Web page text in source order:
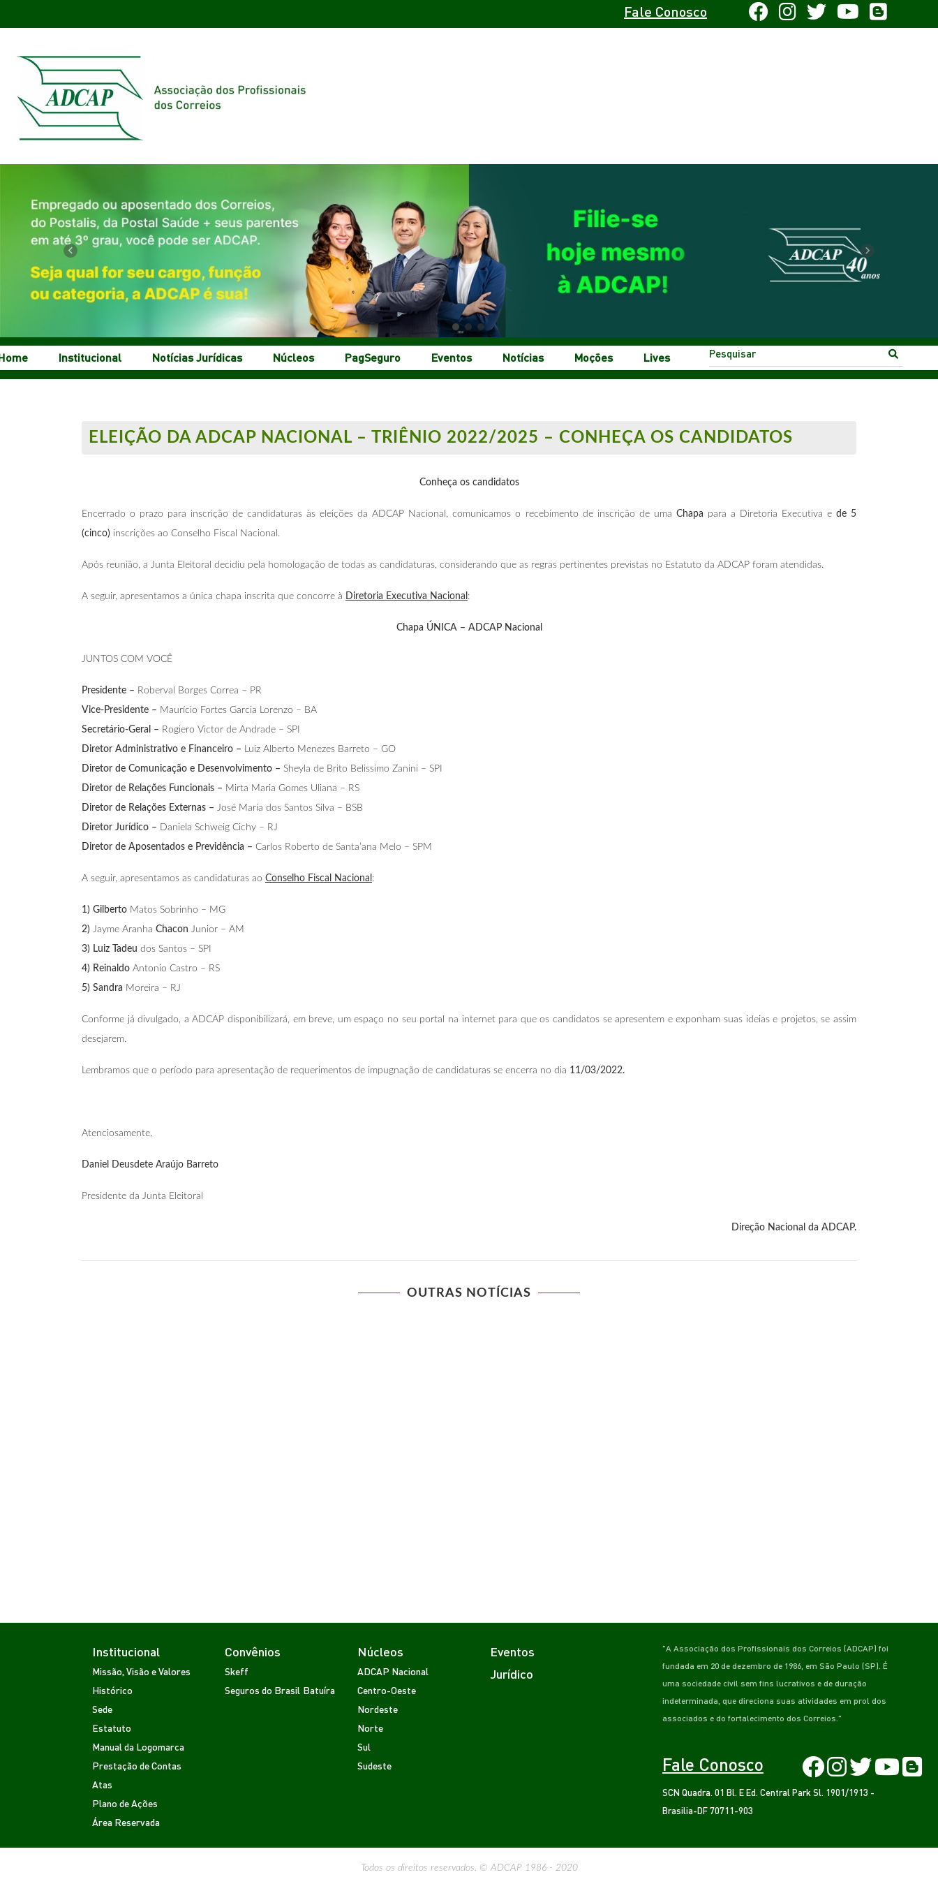
Fale Conosco
Previous Next
Institucional Notícias Jurídicas Núcleos PagSeguro Eventos Notícias Moções Lives
ELEIÇÃO DA ADCAP NACIONAL – TRIÊNIO 2022/2025 – CONHEÇA OS CANDIDATOS
Conheça os candidatos
Encerrado o prazo para inscrição de candidaturas às eleições da ADCAP Nacional, comunicamos o recebimento de inscrição de uma Chapa para a Diretoria Executiva e de 5
(cinco) inscrições ao Conselho Fiscal Nacional.
Após reunião, a Junta Eleitoral decidiu pela homologação de todas as candidaturas, considerando que as regras pertinentes previstas no Estatuto da ADCAP foram atendidas.
A seguir, apresentamos a única chapa inscrita que concorre à Diretoria Executiva Nacional :
Chapa ÚNICA – ADCAP Nacional
JUNTOS COM VOCÊ
Presidente – Roberval Borges Correa – PR
Vice-Presidente – Maurício Fortes Garcia Lorenzo – BA
Secretário-Geral – Rogiero Victor de Andrade – SPI
Diretor Administrativo e Financeiro –
Luiz Alberto Menezes Barreto – GO
Diretor de Comunicação e Desenvolvimento – Sheyla de Brito Belissimo Zanini – SPI
Diretor de Relações Funcionais – Mirta Maria Gomes Uliana – RS
Diretor de Relações Externas – José Maria dos Santos Silva – BSB
Diretor Jurídico – Daniela Schweig Cichy – RJ
Diretor de Aposentados e Previdência – Carlos Roberto de Santa’ana Melo – SPM
A seguir, apresentamos as candidaturas ao Conselho Fiscal Nacional :
1) Gilberto Matos Sobrinho – MG
2) Jayme Aranha Chacon Junior – AM
3) Luiz Tadeu dos Santos – SPI
4) Reinaldo Antonio Castro – RS
5) Sandra Moreira – RJ
Conforme já divulgado, a ADCAP disponibilizará, em breve, um espaço no seu portal na internet para que os candidatos se apresentem e exponham suas ideias e projetos, se assim
desejarem.
Lembramos que o período para apresentação de requerimentos de impugnação de candidaturas se encerra no dia 11/03/2022.
Atenciosamente,
Daniel Deusdete Araújo Barreto
Presidente da Junta Eleitoral
Direção Nacional da ADCAP.
OUTRAS NOTÍCIAS
Institucional
Missão, Visão e Valores
Histórico
Sede
Estatuto
Manual da Logomarca
Prestação de Contas
Atas
Plano de Ações
Área Reservada
Convênios
Skeff
Seguros do Brasil Batuíra
Núcleos
ADCAP Nacional
Centro-Oeste
Nordeste
Norte
Sul
Sudeste
Eventos
Jurídico
"A Associação dos Profissionais dos Correios (ADCAP) foi
fundada em 20 de dezembro de 1986, em São Paulo (SP). É
uma sociedade civil sem fins lucrativos e de duração
indeterminada, que direciona suas atividades em prol dos
associados e do fortalecimento dos Correios."
Fale Conosco
SCN Quadra. 01 Bl. E Ed. Central Park Sl. 1901/1913 -
Brasilia-DF 70711-903
Todos os direitos reservados. © ADCAP 1986 - 2020